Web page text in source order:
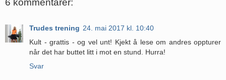
Trudes trening 24. mai 2017 kl. 10:40
Kult - grattis - og vel unt! Kjekt å lese om andres oppturer
når det har buttet litt i mot en stund. Hurra!
Svar